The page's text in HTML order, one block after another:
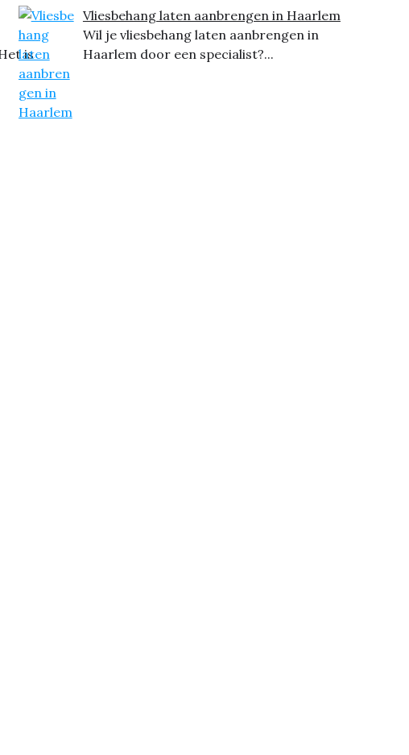
is
Vliesbehang laten aanbrengen in Haarlem
Wil je vliesbehang laten aanbrengen in
Haarlem door een specialist?...